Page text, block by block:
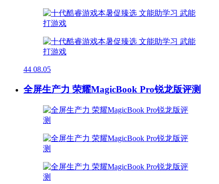
44 08.05
全屏生产力 荣耀MagicBook Pro锐龙版评测